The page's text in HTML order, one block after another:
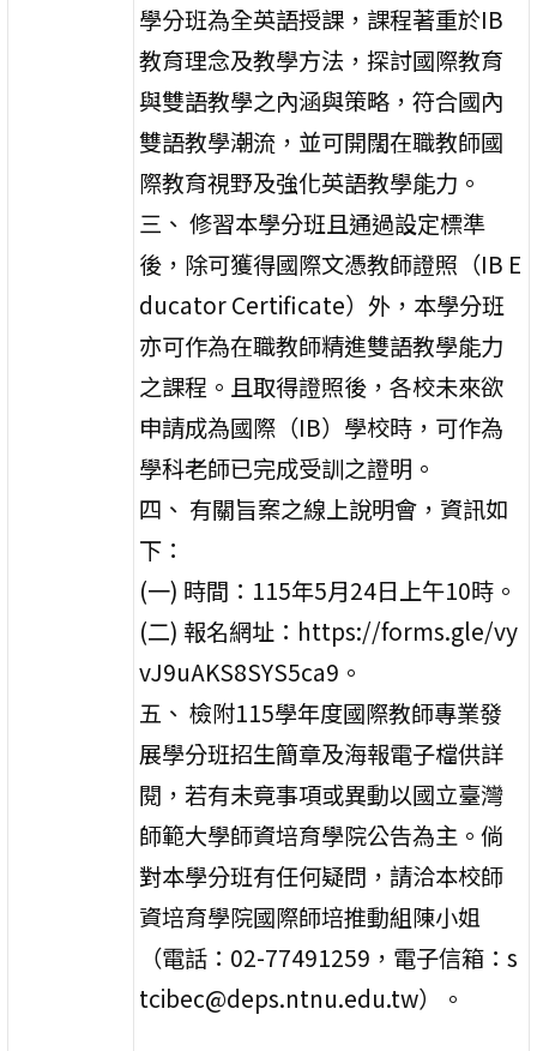
學分班為全英語授課，課程著重於IB
教育理念及教學方法，探討國際教育
與雙語教學之內涵與策略，符合國內
雙語教學潮流，並可開闊在職教師國
際教育視野及強化英語教學能力。
三、 修習本學分班且通過設定標準
後，除可獲得國際文憑教師證照（IB E
ducator Certificate）外，本學分班
亦可作為在職教師精進雙語教學能力
之課程。且取得證照後，各校未來欲
申請成為國際（IB）學校時，可作為
學科老師已完成受訓之證明。
四、 有關旨案之線上說明會，資訊如
下：
(一) 時間：115年5月24日上午10時。
(二) 報名網址：https://forms.gle/vy
vJ9uAKS8SYS5ca9。
五、 檢附115學年度國際教師專業發
展學分班招生簡章及海報電子檔供詳
閱，若有未竟事項或異動以國立臺灣
師範大學師資培育學院公告為主。倘
對本學分班有任何疑問，請洽本校師
資培育學院國際師培推動組陳小姐
（電話：02-77491259，電子信箱：s
tcibec@deps.ntnu.edu.tw）。